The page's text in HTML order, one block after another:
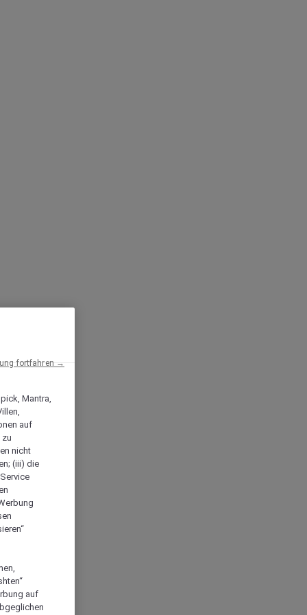
Mantra,
auf
zu
nicht
(iii) die
auf
fortfahren →